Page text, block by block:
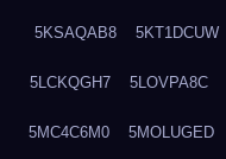
5KSAQAB8 5KT1DCUW
5LCKQGH7 5LOVPA8C
5MC4C6M0 5MOLUGED